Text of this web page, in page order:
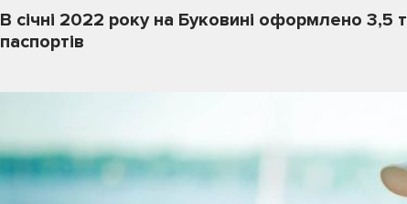
В січні 2022 року на Буковині оформлено 3,5
паспортів